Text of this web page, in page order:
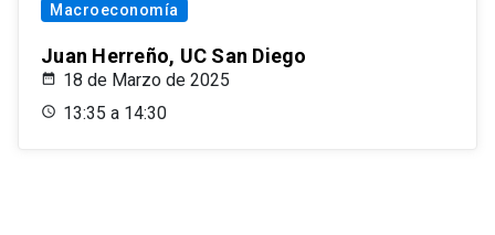
Macroeconomía
Juan Herreño, UC San Diego
18 de Marzo de 2025
13:35 a 14:30